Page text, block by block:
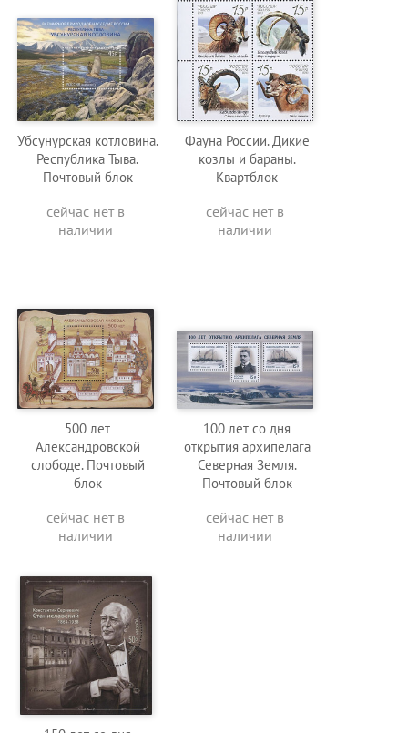
Убсунурская котловина.
Республика Тыва.
Почтовый блок
сейчас нет в
наличии
Фауна России. Дикие
козлы и бараны.
Квартблок
сейчас нет в
наличии
500 лет
Александровской
слободе. Почтовый
блок
сейчас нет в
наличии
100 лет со дня
открытия архипелага
Северная Земля.
Почтовый блок
сейчас нет в
наличии